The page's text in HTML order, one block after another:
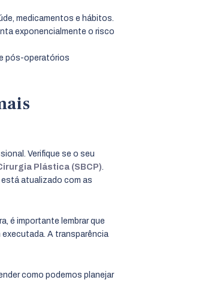
medicamentos e hábitos.
exponencialmente o risco
pós-operatórios
Verifique se o seu
Plástica (SBCP).
atualizado com as
é importante lembrar que
executada. A transparência
como podemos planejar